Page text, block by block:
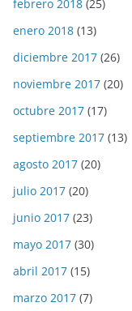
febrero 2018 (25)
enero 2018 (13)
diciembre 2017 (26)
noviembre 2017 (20)
octubre 2017 (17)
septiembre 2017 (13)
agosto 2017 (20)
julio 2017 (20)
junio 2017 (23)
mayo 2017 (30)
abril 2017 (15)
marzo 2017 (7)